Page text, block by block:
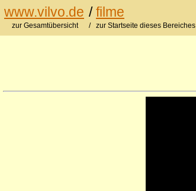
www.vilvo.de /filme
zur Gesamtübersicht / zur Startseite dieses Bereiches